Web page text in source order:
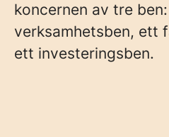
koncernen av tre
verksamhetsben, ett
ett investeringsben.